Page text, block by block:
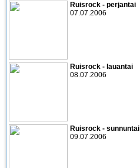
Ruisrock - perjantai
07.07.2006
Ruisrock - lauantai
08.07.2006
Ruisrock - sunnuntai
09.07.2006